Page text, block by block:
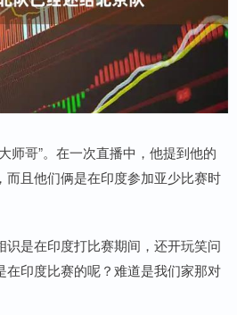
师哥”。在一次直播中，他提到他的
而且他们俩是在印度参加亚少比赛时
识是在印度打比赛期间，还开玩笑问
在印度比赛的呢？难道是我们家那对